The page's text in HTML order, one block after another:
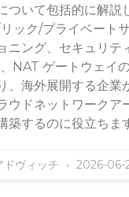
ついて包括的に解説
ック/プライベート
ニング、セキュリテ
NAT ゲートウェイ
、海外展開する企業
ウドネットワークア
築するのに役立ちま
ドヴィッチ 2026-06-